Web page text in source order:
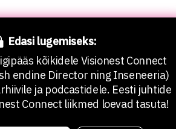
Edasi lugemiseks:
kõikidele Visionest Connect
endine Director ning Inseneeria)
ja podcastidele. Eesti juhtide
Connect liikmed loevad tasuta!